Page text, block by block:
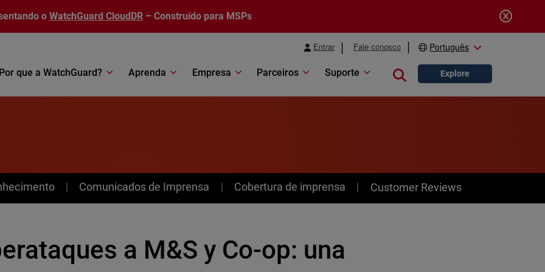
o WatchGuard CloudDR – Construído para MSPs
Entrar Fale conosco Português
Por que a WatchGuard? Aprenda Empresa Parceiros Suporte Close search
Explore
Comunicados de Imprensa Cobertura de imprensa Customer Reviews
a M&S y Co-op: una